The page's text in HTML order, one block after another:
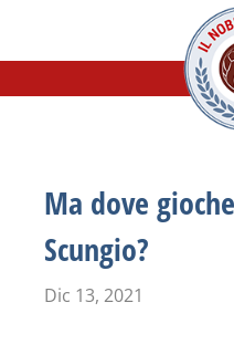
Ma dove
Scungio?
Dic 13, 2021